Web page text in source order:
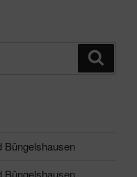
Büngelshausen
Büngelshausen